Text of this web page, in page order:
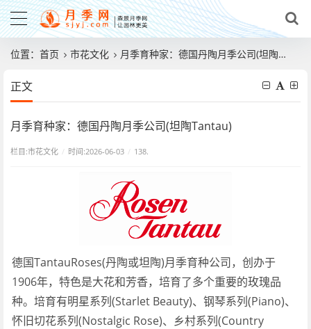
位置： 首页 市花文化 月季育种家：德国丹陶月季公司(坦陶Tantau)
正文
月季育种家：德国丹陶月季公司(坦陶Tantau)
栏目:市花文化 / 时间:2026-06-03 / 138.
德国TantauRoses(丹陶或坦陶)月季育种公司，创办于
1906年，特色是大花和芳香，培育了多个重要的玫瑰品
种。培育有明星系列(Starlet Beauty)、钢琴系列(Piano)、
怀旧切花系列(Nostalgic Rose)、乡村系列(Country